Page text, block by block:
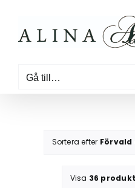
innehållet
Gå till…
Sortera efter
Visa 36